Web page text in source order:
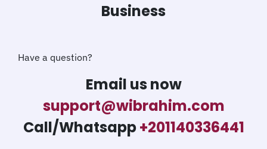
Business
Have a question?
Email us now
support@wibrahim.com
Call/Whatsapp+201140336441